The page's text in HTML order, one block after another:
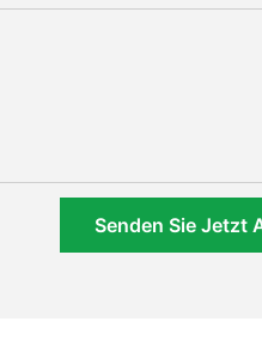
Senden Sie Jetzt